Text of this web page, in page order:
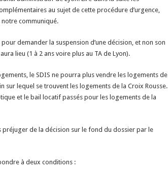
au sujet de cette procédure d’urgence,
notre communiqué.
demander la suspension d’une décision, et non son
lieu (1 à 2 ans voire plus au TA de Lyon).
le SDIS ne pourra plus vendre les logements de
sur lequel se trouvent les logements de la Croix Rousse.
et le bail locatif passés pour les logements de la
préjuger de la décision sur le fond du dossier par le
à deux conditions :